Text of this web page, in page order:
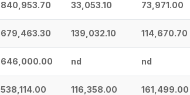
840,953.70 33,053.10 73,971.00
679,463.30 139,032.10 114,670.70
646,000.00 nd nd
538,114.00 116,358.00 161,499.00